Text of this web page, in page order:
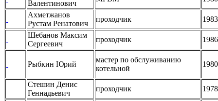
Валентинович
Ахметжанов
Рустам Ренатович
проходчик
1983
Шебанов Максим
Сергеевич
проходчик 1986
Рыбкин Юрий
мастер по обслуживанию
котельной
1980
Стешин Денис
Геннадьевич
проходчик
1978